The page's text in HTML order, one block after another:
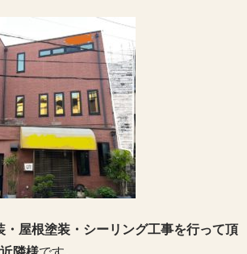
・屋根塗装・シーリング工事を行って頂